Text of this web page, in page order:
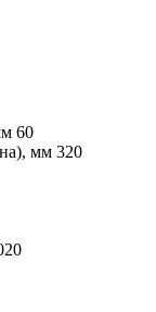
60
мм 320